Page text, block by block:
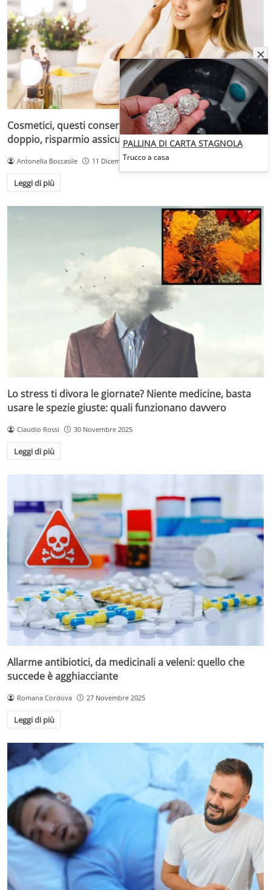
Cosmetici, questi conservali in frigo: dureranno il
doppio, risparmio assicurato
Antonella Boccasile 11 Dicembre 2025
Leggi di più
Lo stress ti divora le giornate? Niente medicine, basta
usare le spezie giuste: quali funzionano davvero
Claudio Rossi 30 Novembre 2025
Leggi di più
Allarme antibiotici, da medicinali a veleni: quello che
succede è agghiacciante
Romana Cordova 27 Novembre 2025
Leggi di più
PALLINA DI CARTA STAGNOLA
Trucco a casa